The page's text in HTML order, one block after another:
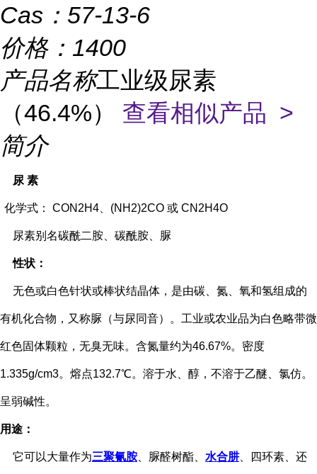
Cas： 57-13-6
价格： 1400
产品名称工业级尿素
（46.4%） 查看相似产品 >
简介
尿 素
化学式： CON2H4、(NH2)2CO 或 CN2H4O
尿素别名碳酰二胺、碳酰胺、脲
性状：
无色或白色针状或棒状结晶体，是由碳、氮、氧和氢组成的
有机化合物，又称脲（与尿同音）。工业或农业品为白色略带微
红色固体颗粒，无臭无味。含氮量约为46.67%。密度
1.335g/cm3。熔点132.7℃。溶于水、醇，不溶于乙醚、氯仿。
呈弱碱性。
用途：
它可以大量作为三聚氰胺 、脲醛树酯、 水合肼、四环素、还